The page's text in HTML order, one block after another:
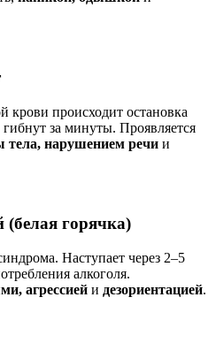
крови происходит остановка
за минуты. Проявляется
тела, нарушением речи и
горячка)
Наступает через 2–5
алкоголя.
агрессией и дезориентацией.